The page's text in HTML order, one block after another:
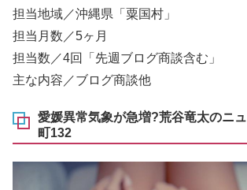
担当地域／沖縄県「粟国村」
担当月数／5ヶ月
担当数／4回「先週ブログ商談含む」
主な内容／ブログ商談他
愛媛異常気象が急増?荒谷竜太のニ
町132